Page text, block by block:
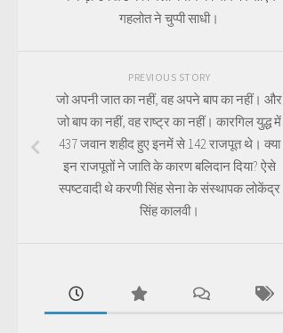
गहलोत ने चुप्पी साधी।
PREVIOUS STORY
जो अपनी जात का नहीं, वह अपने बाप का नहीं। और
जो बाप का नहीं, वह राष्ट्र का नहीं। कारगिल युद्ध में
437 जवान शहीद हुए इनमें से 142 राजपूत थे। क्या
इन राजपूतों ने जाति के कारण बलिदान दिया? ऐसे
स्पष्टवादी थे करणी सिंह सेना के संस्थापक लोकेंद्र
सिंह कालवी।